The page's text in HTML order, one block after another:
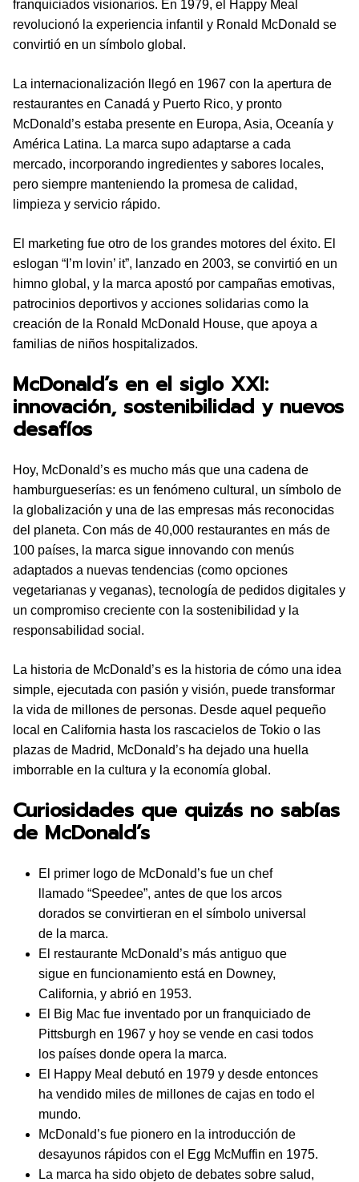
franquiciados visionarios. En 1979, el Happy Meal
revolucionó la experiencia infantil y Ronald McDonald se
convirtió en un símbolo global.
La internacionalización llegó en 1967 con la apertura de
restaurantes en Canadá y Puerto Rico, y pronto
McDonald’s estaba presente en Europa, Asia, Oceanía y
América Latina. La marca supo adaptarse a cada
mercado, incorporando ingredientes y sabores locales,
pero siempre manteniendo la promesa de calidad,
limpieza y servicio rápido.
El marketing fue otro de los grandes motores del éxito. El
eslogan “I’m lovin’ it”, lanzado en 2003, se convirtió en un
himno global, y la marca apostó por campañas emotivas,
patrocinios deportivos y acciones solidarias como la
creación de la Ronald McDonald House, que apoya a
familias de niños hospitalizados.
McDonald’s en el siglo XXI:
innovación, sostenibilidad y nuevos
desafíos
Hoy, McDonald’s es mucho más que una cadena de
hamburgueserías: es un fenómeno cultural, un símbolo de
la globalización y una de las empresas más reconocidas
del planeta. Con más de 40,000 restaurantes en más de
100 países, la marca sigue innovando con menús
adaptados a nuevas tendencias (como opciones
vegetarianas y veganas), tecnología de pedidos digitales y
un compromiso creciente con la sostenibilidad y la
responsabilidad social.
La historia de McDonald’s es la historia de cómo una idea
simple, ejecutada con pasión y visión, puede transformar
la vida de millones de personas. Desde aquel pequeño
local en California hasta los rascacielos de Tokio o las
plazas de Madrid, McDonald’s ha dejado una huella
imborrable en la cultura y la economía global.
Curiosidades que quizás no sabías
de McDonald’s
El primer logo de McDonald’s fue un chef
llamado “Speedee”, antes de que los arcos
dorados se convirtieran en el símbolo universal
de la marca.
El restaurante McDonald’s más antiguo que
sigue en funcionamiento está en Downey,
California, y abrió en 1953.
El Big Mac fue inventado por un franquiciado de
Pittsburgh en 1967 y hoy se vende en casi todos
los países donde opera la marca.
El Happy Meal debutó en 1979 y desde entonces
ha vendido miles de millones de cajas en todo el
mundo.
McDonald’s fue pionero en la introducción de
desayunos rápidos con el Egg McMuffin en 1975.
La marca ha sido objeto de debates sobre salud,